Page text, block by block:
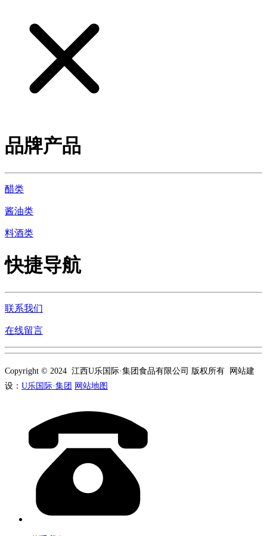
品牌产品
醋类
酱油类
料酒类
快捷导航
联系我们
在线留言
Copyright © 2024 江西U乐国际·集团食品有限公司 版权所有 网站建
设： U乐国际·集团 网站地图